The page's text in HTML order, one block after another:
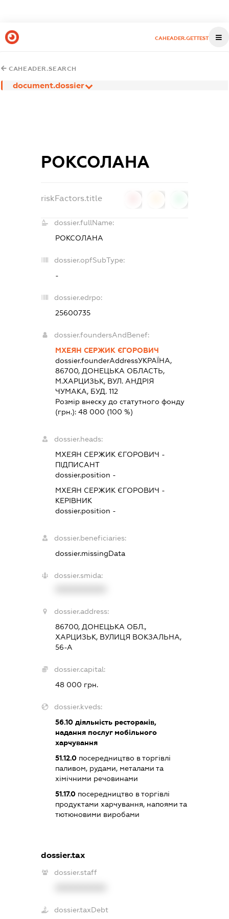
CAHEADER.GETTEST
CAHEADER.SEARCH
document.dossier
РОКСОЛАНА
riskFactors.title
dossier.fullName:
РОКСОЛАНА
dossier.opfSubType:
-
dossier.edrpo:
25600735
dossier.foundersAndBenef:
МХЕЯН СЕРЖИК ЄГОРОВИЧ
dossier.founderAddressУКРАЇНА,
86700, ДОНЕЦЬКА ОБЛАСТЬ,
М.ХАРЦИЗЬК, ВУЛ. АНДРІЯ
ЧУМАКА, БУД. 112
Розмір внеску до статутного фонду
(грн.):48 000 (100 %)
dossier.heads:
МХЕЯН СЕРЖИК ЄГОРОВИЧ -
ПІДПИСАНТ
dossier.position -
МХЕЯН СЕРЖИК ЄГОРОВИЧ -
КЕРІВНИК
dossier.position -
dossier.beneficiaries:
dossier.missingData
dossier.smida:
dossier.address:
86700, ДОНЕЦЬКА ОБЛ.,
ХАРЦИЗЬК, ВУЛИЦЯ ВОКЗАЛЬНА,
56-А
dossier.capital:
48 000 грн.
dossier.kveds:
56.10 діяльність ресторанів,
надання послуг мобільного
харчування
51.12.0 посередництво в торгівлі
паливом, рудами, металами та
хімічними речовинами
51.17.0 посередництво в торгівлі
продуктами харчування, напоями та
тютюновими виробами
dossier.tax
dossier.staff
dossier.taxDebt